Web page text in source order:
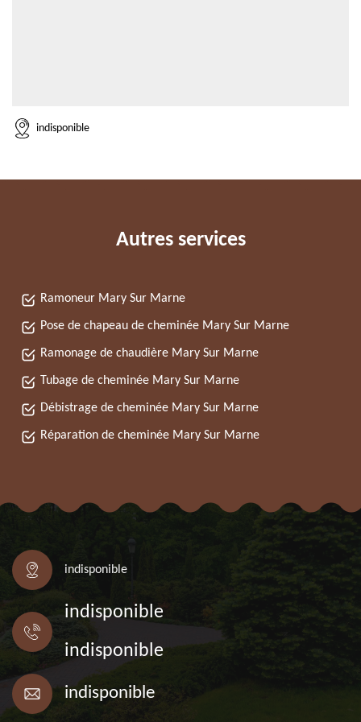
indisponible
Autres services
Ramoneur Mary Sur Marne
Pose de chapeau de cheminée Mary Sur Marne
Ramonage de chaudière Mary Sur Marne
Tubage de cheminée Mary Sur Marne
Débistrage de cheminée Mary Sur Marne
Réparation de cheminée Mary Sur Marne
indisponible
indisponible
indisponible
indisponible